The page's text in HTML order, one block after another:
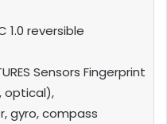
1.0 reversible
Sensors Fingerprint
optical),
gyro, compass